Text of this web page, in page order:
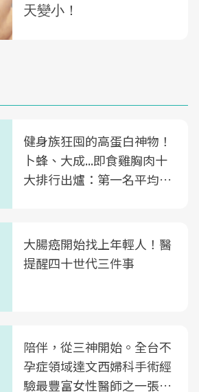
健身族狂囤的高蛋白神物！
卜蜂、大成...即食雞胸肉十
大排行出爐：第一名平均一
大腸癌開始找上年輕人！醫
提醒四十世代三件事
陪伴，從三神開始。全台不
孕症領域達文西婦科手術經
驗最豐富女性醫師之一張永